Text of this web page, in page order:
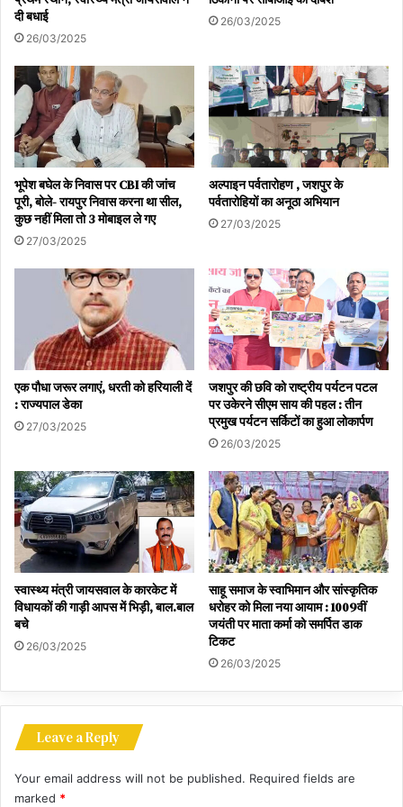
दी बधाई
26/03/2025
26/03/2025
भूपेश बघेल के निवास पर CBI की जांच
पूरी, बोले- रायपुर निवास करना था सील,
कुछ नहीं मिला तो 3 मोबाइल ले गए
27/03/2025
अल्पाइन पर्वतारोहण , जशपुर के
पर्वतारोहियों का अनूठा अभियान
27/03/2025
एक पौधा जरूर लगाएं, धरती को हरियाली दें
: राज्यपाल डेका
27/03/2025
जशपुर की छवि को राष्ट्रीय पर्यटन पटल
पर उकेरने सीएम साय की पहल : तीन
प्रमुख पर्यटन सर्किटों का हुआ लोकार्पण
26/03/2025
स्वास्थ्य मंत्री जायसवाल के कारकेट में
विधायकों की गाड़ी आपस में भिड़ी, बाल.बाल
बचे
26/03/2025
साहू समाज के स्वाभिमान और सांस्कृतिक
धरोहर को मिला नया आयाम : 1009वीं
जयंती पर माता कर्मा को समर्पित डाक
टिकट
26/03/2025
Leave a Reply
Your email address will not be published. Required fields are
marked *